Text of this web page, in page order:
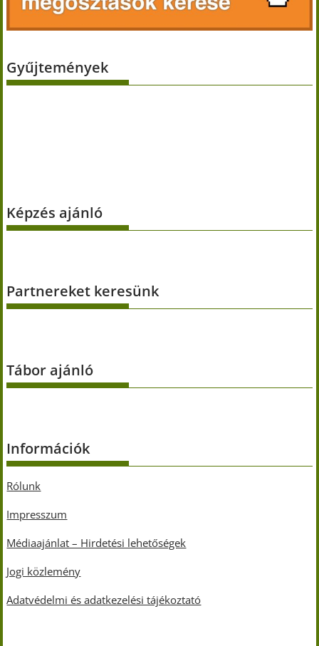
Gyűjtemények
Képzés ajánló
Partnereket keresünk
Tábor ajánló
Információk
Rólunk
Impresszum
Médiaajánlat – Hirdetési lehetőségek
Jogi közlemény
Adatvédelmi és adatkezelési tájékoztató